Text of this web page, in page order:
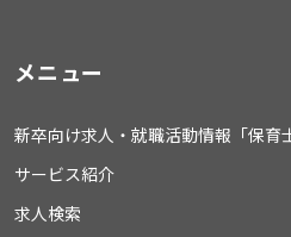
メニュー
新卒向け求人・就職活動情報「保育
サービス紹介
求人検索